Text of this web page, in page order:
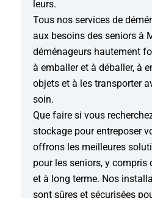
leurs.
Tous nos services de
aux besoins des seniors à
déménageurs hautement
à emballer et à déballer, à
objets et à les transporter
soin.
Que faire si vous
stockage pour entreposer
offrons les meilleures
pour les seniors, y compris
et à long terme. Nos
sont sûres et sécurisées